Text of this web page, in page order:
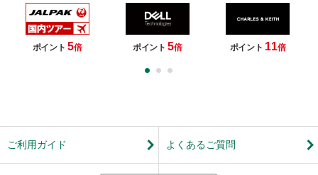
ポイント5倍 ポイント5倍 ポイント 11倍
ご利用ガイド よくあるご質問